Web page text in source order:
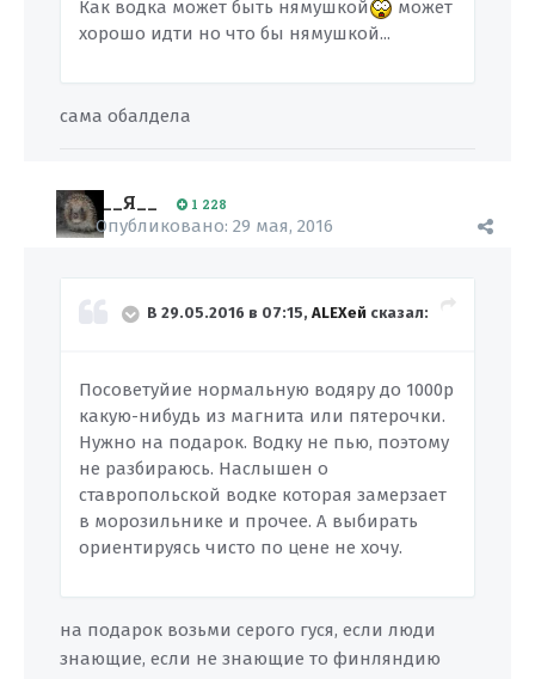
Как водка может быть нямушкой
может
хорошо идти но что бы нямушкой...
сама обалдела
__Я__ 1 228
Опубликовано: 29 мая, 2016
В 29.05.2016 в 07:15, ALEXей сказал:
Посоветуйие нормальную водяру до 1000р
какую-нибудь из магнита или пятерочки.
Нужно на подарок. Водку не пью, поэтому
не разбираюсь. Наслышен о
ставропольской водке которая замерзает
в морозильнике и прочее. А выбирать
ориентируясь чисто по цене не хочу.
на подарок возьми серого гуся, если люди
знающие, если не знающие то финляндию